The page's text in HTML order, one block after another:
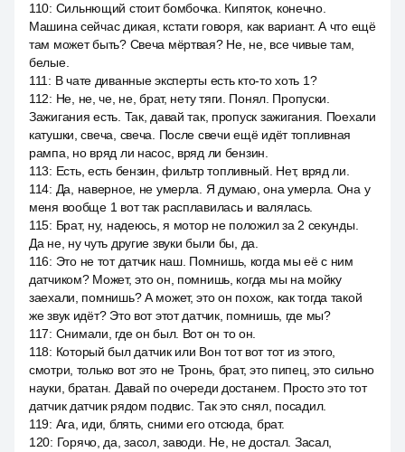
110: Сильнющий стоит бомбочка. Кипяток, конечно.
Машина сейчас дикая, кстати говоря, как вариант. А что ещё
там может быть? Свеча мёртвая? Не, не, все чивые там,
белые.
111 : В чате диванные эксперты есть кто-то хоть 1?
112: Не, не, че, не, брат, нету тяги. Понял. Пропуски.
Зажигания есть. Так, давай так, пропуск зажигания. Поехали
катушки, свеча, свеча. После свечи ещё идёт топливная
рампа, но вряд ли насос, вряд ли бензин.
113: Есть, есть бензин, фильтр топливный. Нет, вряд ли.
114: Да, наверное, не умерла. Я думаю, она умерла. Она у
меня вообще 1 вот так расплавилась и валялась.
115: Брат, ну, надеюсь, я мотор не положил за 2 секунды.
Да не, ну чуть другие звуки были бы, да.
116: Это не тот датчик наш. Помнишь, когда мы её с ним
датчиком? Может, это он, помнишь, когда мы на мойку
заехали, помнишь? А может, это он похож, как тогда такой
же звук идёт? Это вот этот датчик, помнишь, где мы?
117: Снимали, где он был. Вот он то он.
118: Который был датчик или Вон тот вот тот из этого,
смотри, только вот это не Тронь, брат, это пипец, это сильно
науки, братан. Давай по очереди достанем. Просто это тот
датчик датчик рядом подвис. Так это снял, посадил.
119: Ага, иди, блять, сними его отсюда, брат.
120: Горячо, да, засол, заводи. Не, не достал. Засал,